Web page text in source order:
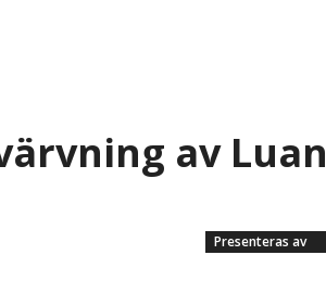
av Luan
Presenteras av